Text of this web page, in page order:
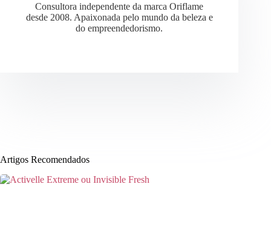
Consultora independente da marca Oriflame
desde 2008. Apaixonada pelo mundo da beleza e
do empreendedorismo.
Artigos Recomendados